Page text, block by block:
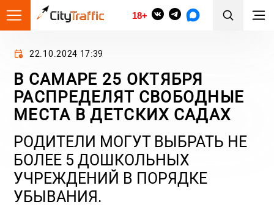
18+
22.10.2024 17:39
В САМАРЕ 25 ОКТЯБРЯ
РАСПРЕДЕЛЯТ СВОБОДНЫЕ
МЕСТА В ДЕТСКИХ САДАХ
РОДИТЕЛИ МОГУТ ВЫБРАТЬ НЕ
БОЛЕЕ 5 ДОШКОЛЬНЫХ
УЧРЕЖДЕНИЙ В ПОРЯДКЕ
УБЫВАНИЯ.